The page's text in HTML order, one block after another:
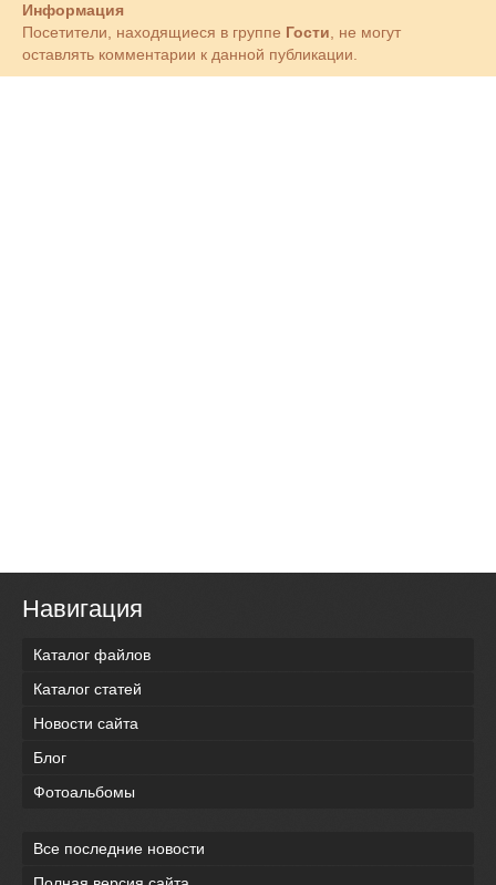
Информация
Посетители, находящиеся в группе Гости , не могут
оставлять комментарии к данной публикации.
Навигация
Каталог файлов
Каталог статей
Новости сайта
Блог
Фотоальбомы
Все последние новости